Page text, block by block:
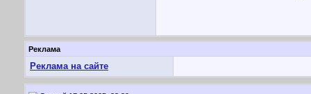
Реклама
Реклама на сайте